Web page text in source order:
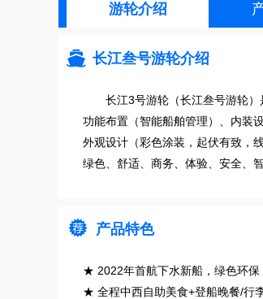
游轮介绍
 长江叁号游轮介绍
长江3号游轮（长江叁号游轮
功能布置（智能船舶管理）、内装
外观设计（彩色涂装，起伏有致，
绿色、舒适、商务、体验、安全、
 产品特色
★ 2022年首航下水新船，绿色环保
★ 全程中西自助美食+登船晚餐/行